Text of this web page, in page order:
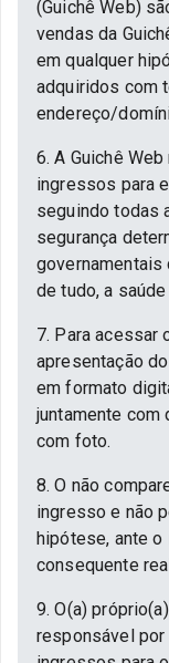
(Guichê Web)
vendas da
em qualquer
adquiridos com
endereço/
6. A Guichê
ingressos para
seguindo todas
segurança
governamentais
de tudo, a
7. Para acessar
apresentação
em formato
juntamente
com foto.
8. O não
ingresso e não
hipótese, ante
consequente
9. O(a)
responsável